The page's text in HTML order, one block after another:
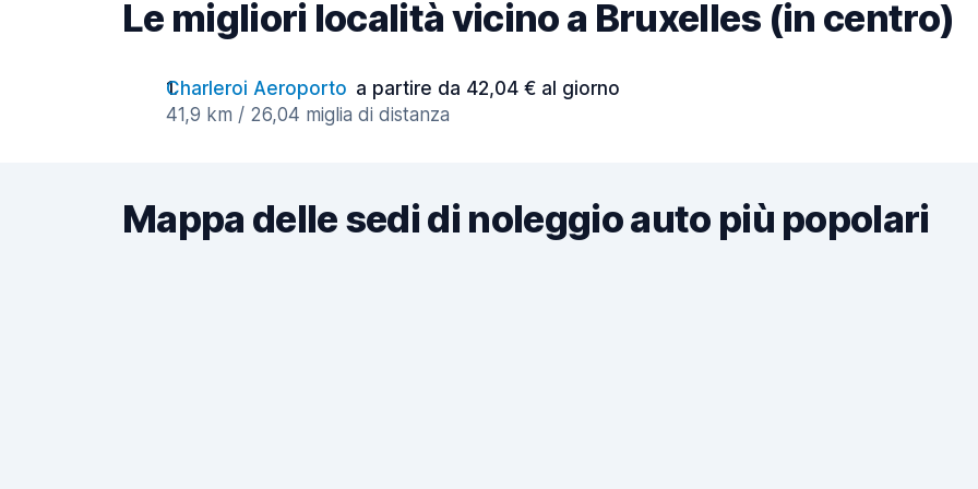
Le migliori località vicino a Bruxelles (in centro)
Charleroi Aeroporto a partire da 42,04 € al giorno
41,9 km / 26,04 miglia di distanza
Mappa delle sedi di noleggio auto più popolari